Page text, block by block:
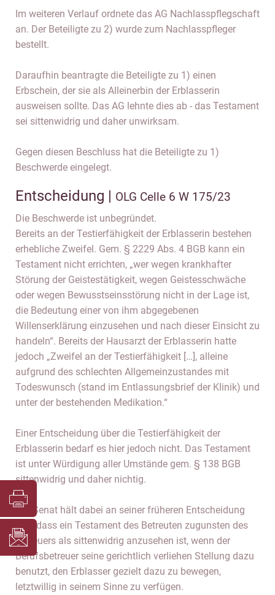
Im weiteren Verlauf ordnete das AG Nachlasspflegschaft
an. Der Beteiligte zu 2) wurde zum Nachlasspfleger
bestellt.
Daraufhin beantragte die Beteiligte zu 1) einen
Erbschein, der sie als Alleinerbin der Erblasserin
ausweisen sollte. Das AG lehnte dies ab - das Testament
sei sittenwidrig und daher unwirksam.
Gegen diesen Beschluss hat die Beteiligte zu 1)
Beschwerde eingelegt.
Entscheidung | OLG Celle 6 W 175/23
Die Beschwerde ist unbegründet.
Bereits an der Testierfähigkeit der Erblasserin bestehen
erhebliche Zweifel. Gem. § 2229 Abs. 4 BGB kann ein
Testament nicht errichten, „wer wegen krankhafter
Störung der Geistestätigkeit, wegen Geistesschwäche
oder wegen Bewusstseinsstörung nicht in der Lage ist,
die Bedeutung einer von ihm abgegebenen
Willenserklärung einzusehen und nach dieser Einsicht zu
handeln“. Bereits der Hausarzt der Erblasserin hatte
jedoch „Zweifel an der Testierfähigkeit […], alleine
aufgrund des schlechten Allgemeinzustandes mit
Todeswunsch (stand im Entlassungsbrief der Klinik) und
unter der bestehenden Medikation.“
Einer Entscheidung über die Testierfähigkeit der
Erblasserin bedarf es hier jedoch nicht. Das Testament
ist unter Würdigung aller Umstände gem. § 138 BGB
sittenwidrig und daher nichtig.
Der Senat hält dabei an seiner früheren Entscheidung
fest, dass ein Testament des Betreuten zugunsten des
Betreuers als sittenwidrig anzusehen ist, wenn der
Berufsbetreuer seine gerichtlich verliehen Stellung dazu
benutzt, den Erblasser gezielt dazu zu bewegen,
letztwillig in seinem Sinne zu verfügen.